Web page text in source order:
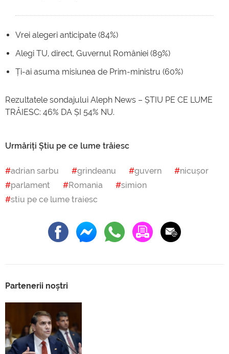
Vrei alegeri anticipate (84%)
Alegi TU, direct, Guvernul României (89%)
Ți-ai asuma misiunea de Prim-ministru (60%)
Rezultatele sondajului Aleph News – ȘTIU PE CE LUME
TRĂIESC: 46% DA ȘI 54% NU.
Urmăriți Știu pe ce lume trăiesc
adrian sarbu grindeanu guvern
nicușor
parlament
Romania
simion
stiu pe ce lume traiesc
Partenerii noștri